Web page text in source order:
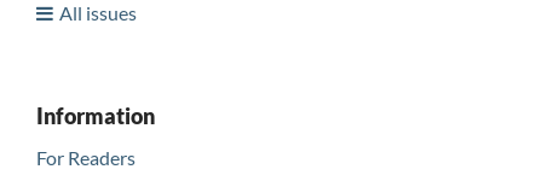
All issues
Information
For Readers